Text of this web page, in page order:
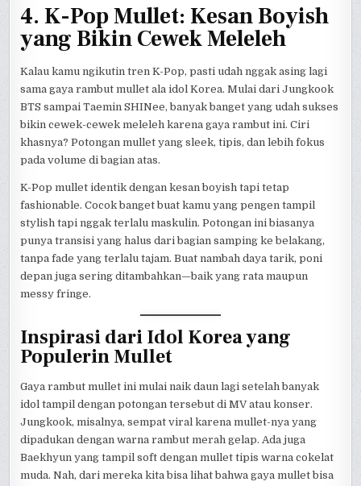
4. K-Pop Mullet: Kesan Boyish
yang Bikin Cewek Meleleh
Kalau kamu ngikutin tren K-Pop, pasti udah nggak asing lagi
sama gaya rambut mullet ala idol Korea. Mulai dari Jungkook
BTS sampai Taemin SHINee, banyak banget yang udah sukses
bikin cewek-cewek meleleh karena gaya rambut ini. Ciri
khasnya? Potongan mullet yang sleek, tipis, dan lebih fokus
pada volume di bagian atas.
K-Pop mullet identik dengan kesan boyish tapi tetap
fashionable. Cocok banget buat kamu yang pengen tampil
stylish tapi nggak terlalu maskulin. Potongan ini biasanya
punya transisi yang halus dari bagian samping ke belakang,
tanpa fade yang terlalu tajam. Buat nambah daya tarik, poni
depan juga sering ditambahkan—baik yang rata maupun
messy fringe.
Inspirasi dari Idol Korea yang
Populerin Mullet
Gaya rambut mullet ini mulai naik daun lagi setelah banyak
idol tampil dengan potongan tersebut di MV atau konser.
Jungkook, misalnya, sempat viral karena mullet-nya yang
dipadukan dengan warna rambut merah gelap. Ada juga
Baekhyun yang tampil soft dengan mullet tipis warna cokelat
muda. Nah, dari mereka kita bisa lihat bahwa gaya mullet bisa